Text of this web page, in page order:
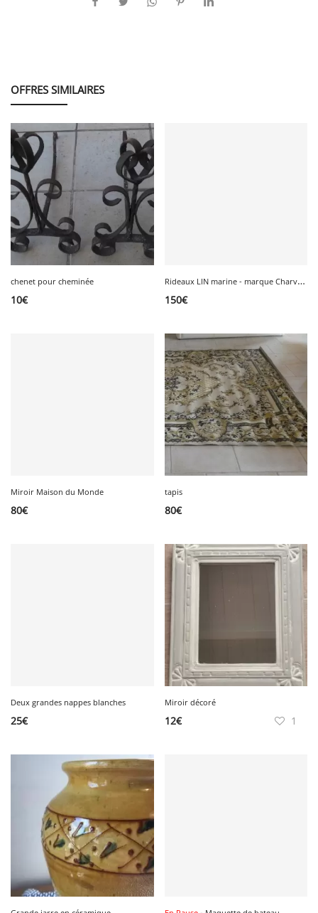
Français
OFFRES SIMILAIRES
chenet pour cheminée
10€
R
ideaux LIN marine - marque Charvet éditions
150€
Miroir Maison du Monde
80€
tapis
80€
Deux grandes nappes blanches
25€
Miroir décoré
12€ 1